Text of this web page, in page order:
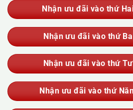
Nhận ưu đãi vào thứ
Nhận ưu đãi vào thứ
Nhận ưu đãi vào thứ
Nhận ưu đãi vào thứ